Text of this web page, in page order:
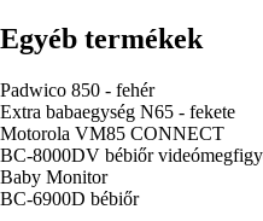
Egyéb termékek
Padwico 850 - fehér
Extra babaegység N65 - fekete
Motorola VM85 CONNECT
BC-8000DV bébiőr
Baby Monitor
BC-6900D bébiőr